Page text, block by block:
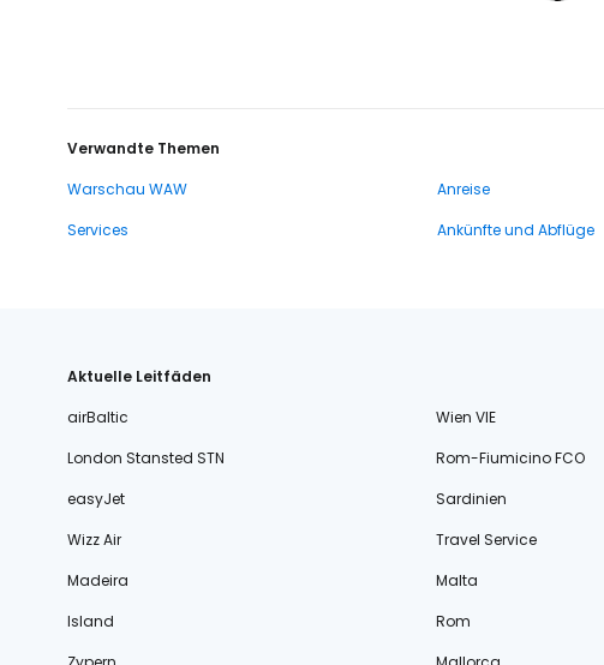
Verwandte Themen
Warschau WAW
Anreise
Services
Ankünfte und Abflüge
Aktuelle Leitfäden
airBaltic
Wien VIE
London Stansted STN
Rom-Fiumicino FCO
easyJet
Sardinien
Wizz Air
Travel Service
Madeira
Malta
Island
Rom